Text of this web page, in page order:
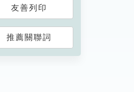
友善列印
推薦關聯詞